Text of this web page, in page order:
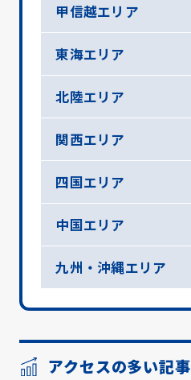
甲信越エリア
東海エリア
北陸エリア
関西エリア
四国エリア
中国エリア
九州・沖縄エリア
アクセスの多い記事